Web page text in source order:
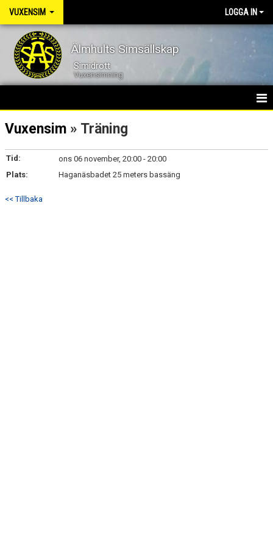
VUXENSIM LOGGA IN
Älmhults Simsällskap
Simidrott
Vuxensimning
VUXNA
NYHETER
KALENDER
MEDLEMMAR
Vuxensim » Träning
Tid:
ons 06 november, 20:00 - 20:00
Plats:
Haganäsbadet 25 meters bassäng
<< Tillbaka